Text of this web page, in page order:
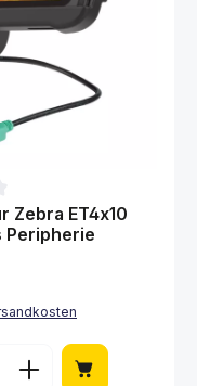
von 5 Sternen
Zebra ET4x10
Peripherie
gewünschten